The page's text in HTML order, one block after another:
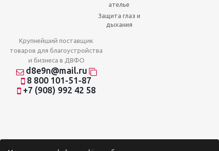
ателье
Защита глаз и
дыхания
Крупнейший поставщик
товаров для благоустройства
и бизнеса в ДВФО
d8e9n@mail.ru
8 800 101-51-87
+7 (908) 992 42 58